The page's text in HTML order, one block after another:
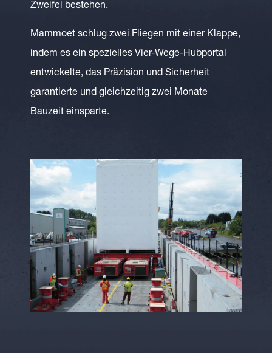
Zweifel bestehen.
Mammoet schlug zwei Fliegen mit einer Klappe,
indem es ein spezielles Vier-Wege-Hubportal
entwickelte, das Präzision und Sicherheit
garantierte und gleichzeitig zwei Monate
Bauzeit einsparte.